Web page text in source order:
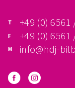
+49 (0) 6561
+49 (0) 6561
info@hdj-